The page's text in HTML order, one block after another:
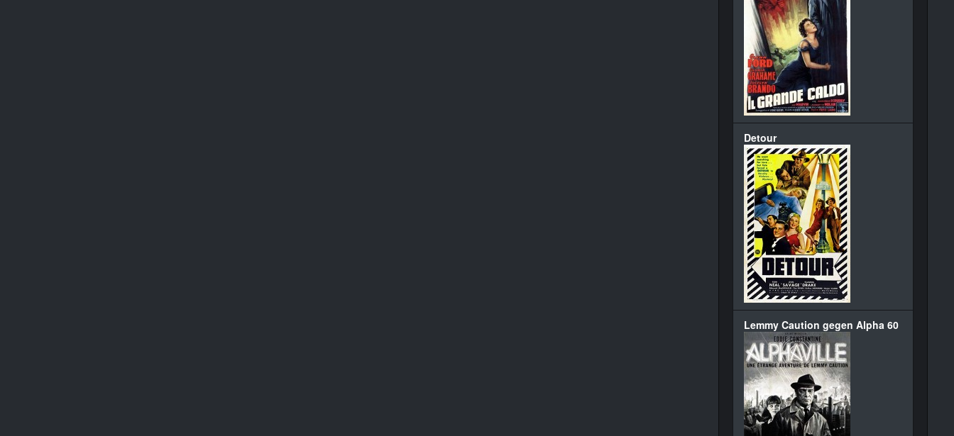
Detour
Lemmy Caution gegen Alpha 60